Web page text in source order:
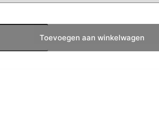
Toevoegen aan winkelwagen